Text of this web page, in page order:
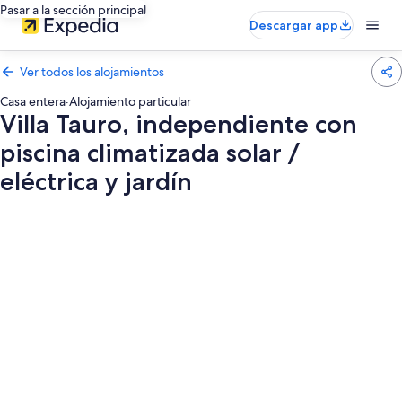
Pasar a la sección principal
Descargar app
Ver todos los alojamientos
Casa entera·Alojamiento particular
Villa Tauro, independiente con
piscina climatizada solar /
eléctrica y jardín